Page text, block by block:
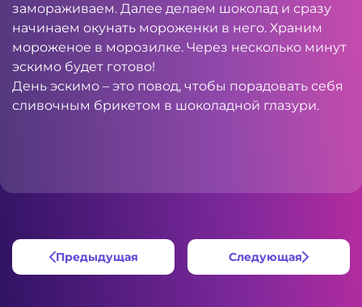
замораживаем. Далее делаем шоколад и сразу
начинаем окунать мороженки в него. Храним
мороженое в морозилке. Через несколько минут
эскимо будет готово!
День эскимо – это повод, чтобы порадовать себя
сливочным брикетом в шоколадной глазури.
Предыдущая Следующая